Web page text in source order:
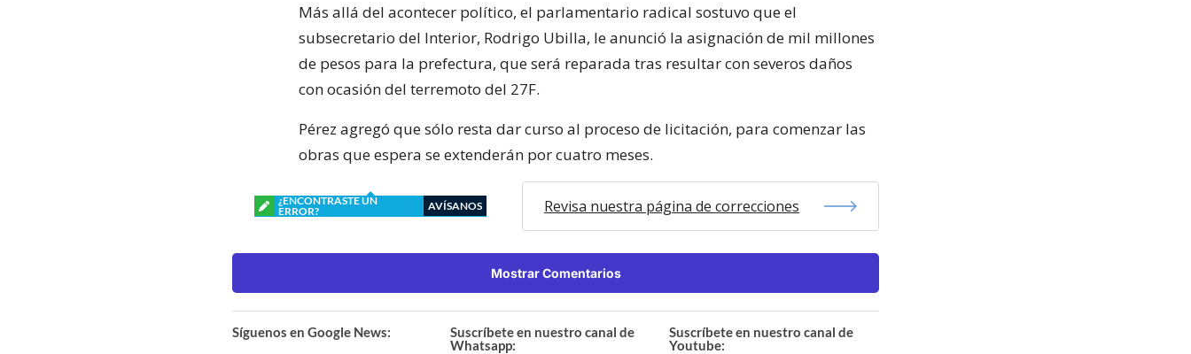
Más allá del acontecer político, el parlamentario radical sostuvo que el
subsecretario del Interior, Rodrigo Ubilla, le anunció la asignación de mil millones
de pesos para la prefectura, que será reparada tras resultar con severos daños
con ocasión del terremoto del 27F.
Pérez agregó que sólo resta dar curso al proceso de licitación, para comenzar las
obras que espera se extenderán por cuatro meses.
¿ENCONTRASTE UN
ERROR?
AVÍSANOS Revisa nuestra página de correcciones
Mostrar Comentarios
Síguenos en Google News:
Suscríbete en nuestro canal de
Whatsapp:
Suscríbete en nuestro canal de
Youtube: